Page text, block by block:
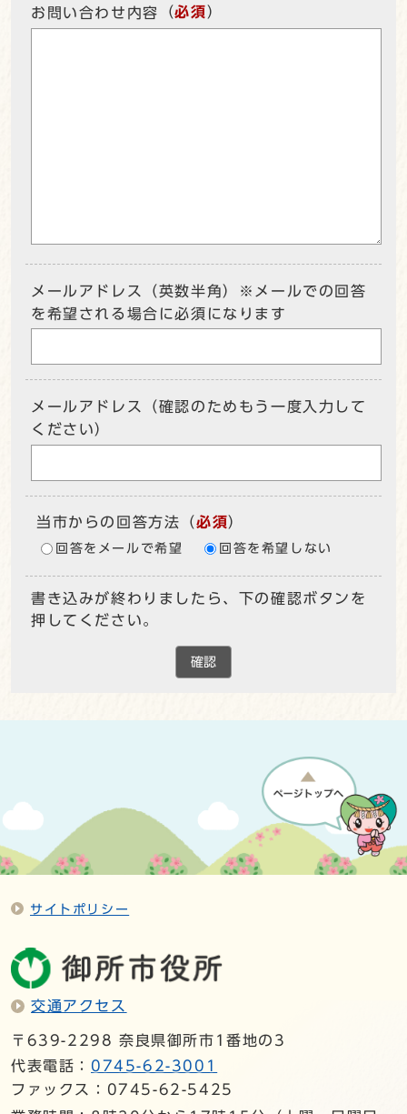
お問い合わせ内容 （必須）
メールアドレス（英数半角）※メールでの回答
を希望される場合に必須になります
メールアドレス（確認のためもう一度入力して
ください）
当市からの回答方法 （必須）
回答をメールで希望 回答を希望しない
書き込みが終わりましたら、下の確認ボタンを
押してください。
確認
サイトポリシー
交通アクセス
〒639-2298 奈良県御所市1番地の3
代表電話： 0745-62-3001
ファックス：0745-62-5425